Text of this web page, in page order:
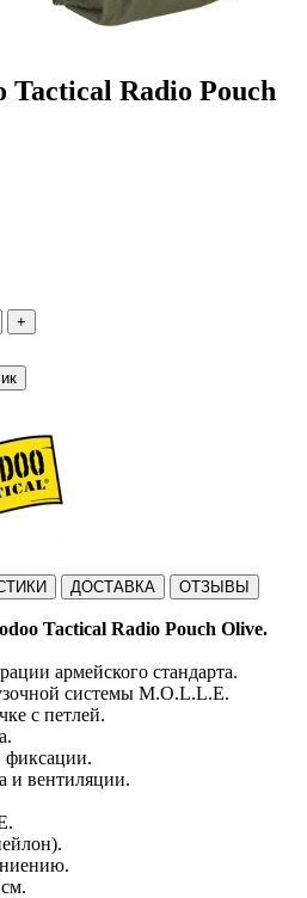
Tactical Radio Pouch
+
ДОСТАВКА ОТЗЫВЫ
Tactical Radio Pouch Olive.
армейского стандарта.
системы M.O.L.L.E.
с петлей.
фиксации.
и вентиляции.